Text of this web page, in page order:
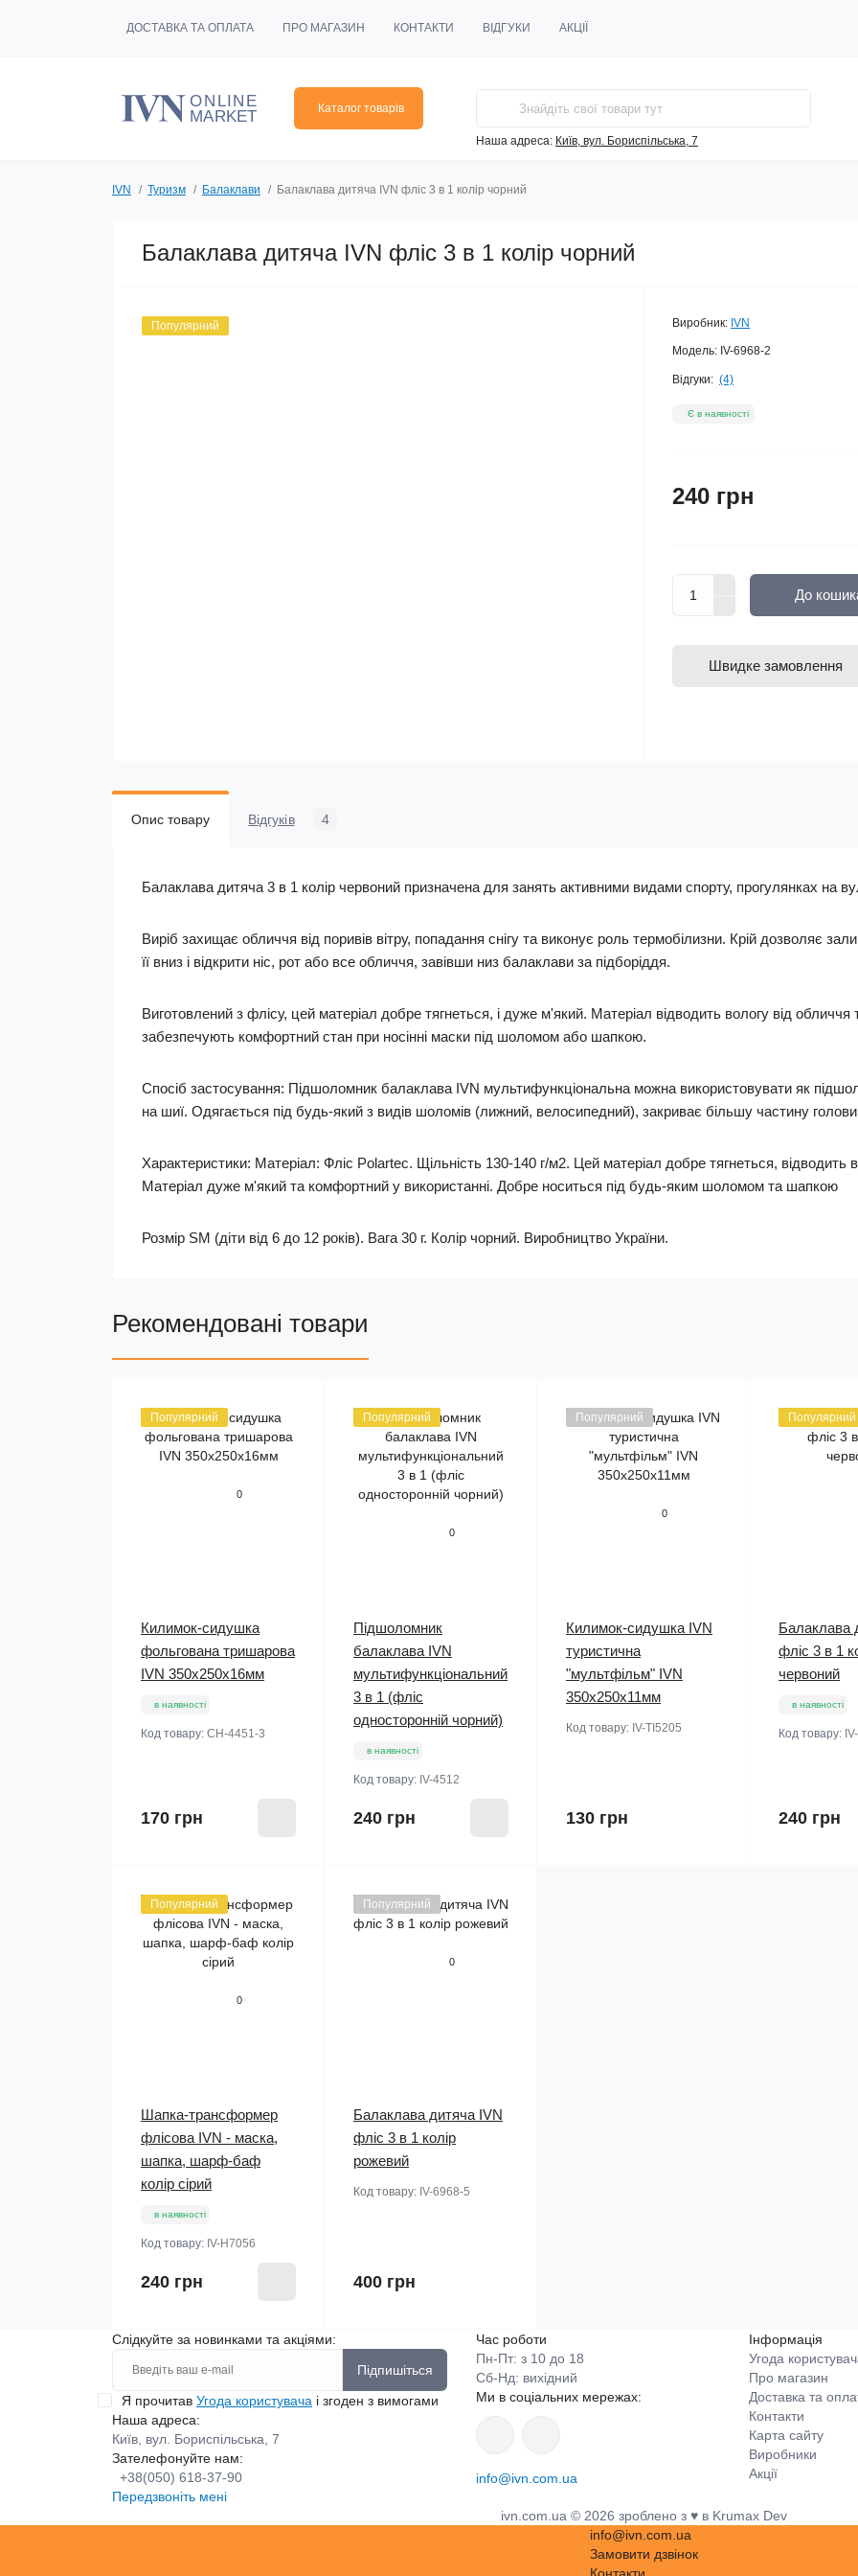
ДОСТАВКА ТА ОПЛАТА ПРО МАГАЗИН КОНТАКТИ ВІДГУКИ АКЦІЇ
Каталог товарів
Наша адреса: Київ, вул. Бориспільська, 7
IVN Туризм Балаклави Балаклава дитяча IVN фліс 3 в 1 колір чорний
Балаклава дитяча IVN фліс 3 в 1 колір чорний
Популярний Виробник: IVN
Модель: IV-6968-2
Відгуки: (4)
Є в наявності
240 грн
До
Швидке замовлення
Опис товару Відгуків 4
Балаклава дитяча 3 в 1 колір червоний призначена для занять активними видами спорту, прогулянках на
Виріб захищає обличчя від поривів вітру, попадання снігу та виконує роль термобілизни. Крій дозволяє
її вниз і відкрити ніс, рот або все обличчя, завівши низ балаклави за підборіддя.
Виготовлений з флісу, цей матеріал добре тягнеться, і дуже м'який. Матеріал відводить вологу від
забезпечують комфортний стан при носінні маски під шоломом або шапкою.
Спосіб застосування: Підшоломник балаклава IVN мультифункціональна можна використовувати як
на шиї. Одягається під будь-який з видів шоломів (лижний, велосипедний), закриває більшу частину голови
Характеристики: Матеріал: Фліс Polartec. Щільність 130-140 г/м2. Цей матеріал добре тягнеться, відводить
Матеріал дуже м'який та комфортний у використанні. Добре носиться під будь-яким шоломом та шапкою
Розмір SM (діти від 6 до 12 років). Вага 30 г. Колір чорний. Виробництво України.
Рекомендовані товари
Популярний
0
Килимок-сидушка
фольгована тришарова
IVN 350х250х16мм
в наявності
Код товару: CH-4451-3
170 грн
Популярний
0
Підшоломник
балаклава IVN
мультифункціональний
3 в 1 (фліс
односторонній чорний)
в наявності
Код товару: IV-4512
240 грн
Популярний
0
Килимок-сидушка IVN
туристична
"мультфільм" IVN
350х250х11мм
Код товару: IV-TI5205
130 грн
Популярний
Балаклава
фліс 3 в 1
червоний
в наявності
Код товару:
240 грн
Популярний
0
Шапка-трансформер
флісова IVN - маска,
шапка, шарф-баф
колір сірий
в наявності
Код товару: IV-H7056
240 грн
Популярний
0
Балаклава дитяча IVN
фліс 3 в 1 колір
рожевий
Код товару: IV-6968-5
400 грн
Слідкуйте за новинками та акціями:
Підпишіться
Я прочитав Угода користувача і згоден з вимогами
Наша адреса:
Київ, вул. Бориспільська, 7
Зателефонуйте нам:
+38(050) 618-37-90
Передзвоніть мені
Час роботи
Пн-Пт: з 10 до 18
Сб-Нд: вихідний
Ми в соціальних мережах:
info@ivn.com.ua
Інформація
Угода
Про магазин
Доставка та
Контакти
Карта сайту
Виробники
Акції
ivn.com.ua © 2026 зроблено з ♥ в Krumax Dev
info@ivn.com.ua
Замовити дзвінок